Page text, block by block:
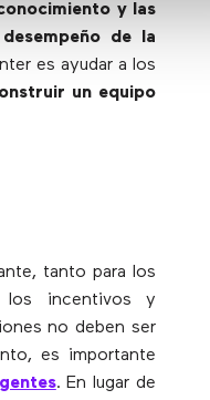
y las
de la
es ayudar a los
un equipo
tanto para los
los incentivos y
no deben ser
es importante
. En lugar de